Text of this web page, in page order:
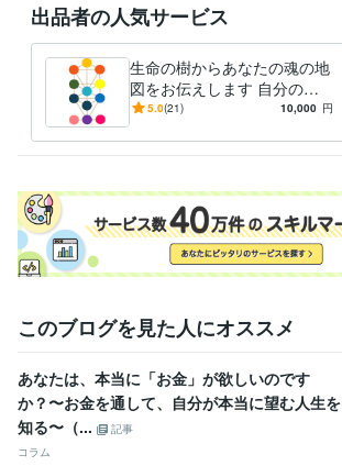
出品者の人気サービス
生命の樹からあなたの魂の地
図をお伝えします 自分の人
生を生きることを望む方
5.0(21) 10,000 円
このブログを見た人にオススメ
あなたは、本当に「お金」が欲しいのです
か？〜お金を通して、自分が本当に望む人生を
知る〜（...
記事
コラム